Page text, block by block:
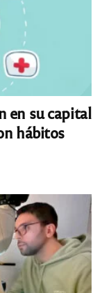
en su capital
hábitos